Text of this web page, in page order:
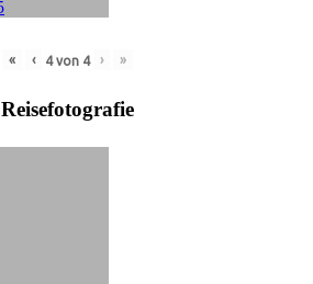
« ‹ 4von 4 › »
Reisefotografie